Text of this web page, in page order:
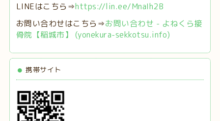
LINEはこちら⇒https://lin.ee/MnaIh2B
お問い合わせはこちら⇒お問い合わせ - よねくら接
骨院【稲城市】 (yonekura-sekkotsu.info)
携帯サイト